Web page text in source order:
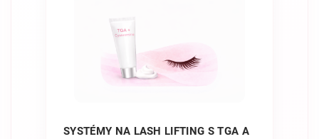
SYSTÉMY NA LASH LIFTING S TGA A